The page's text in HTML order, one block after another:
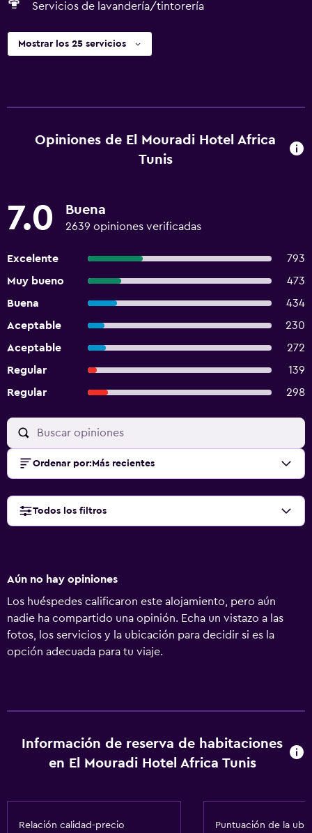
Servicios de lavandería/tintorería
Mostrar los 25 servicios
Opiniones de El Mouradi Hotel Africa
Tunis
7.0 Buena
2639 opiniones verificadas
Excelente
793
Muy bueno
473
Buena
434
Aceptable
230
Aceptable
272
Regular
139
Regular
298
Ordenar por: Más recientes
Todos los filtros
Aún no hay opiniones
Los huéspedes calificaron este alojamiento, pero aún
nadie ha compartido una opinión. Echa un vistazo a las
fotos, los servicios y la ubicación para decidir si es la
opción adecuada para tu viaje.
Información de reserva de habitaciones
en El Mouradi Hotel Africa Tunis
Relación calidad-precio Puntuación de la